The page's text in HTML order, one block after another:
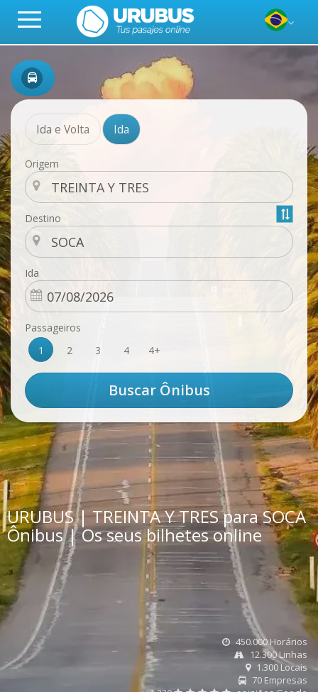
Ida e Volta Ida
Origem
Destino
Ida
Passageiros
1
2 3 4 4+
URUBUS | TREINTA Y TRES para SOCA
Ônibus | Os seus bilhetes online
450.000 Horários
12.300 Linhas
1.300 Locais
70 Empresas